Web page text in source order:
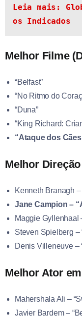
Leia mais:
os Indicados
Melhor Filme
“Belfast”
“No Ritmo do
“Duna”
“King Richard:
“Ataque dos
Melhor
Kenneth Branagh –
Jane Campion –
Maggie Gyllenhaal
Steven Spielberg –
Denis Villeneuve –
Melhor Ator
Mahershala Ali –
Javier Bardem –